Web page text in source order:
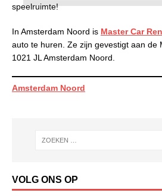
speelruimte!
In Amsterdam Noord is Master Car
auto te huren. Ze zijn gevestigt aan de
1021 JL Amsterdam Noord.
Amsterdam Noord
VOLG ONS OP